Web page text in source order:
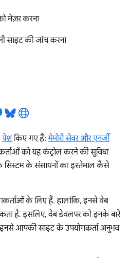
मेज़र करना
साइट की जांच करना
पेशकिए गए हैं:मेमोरी सेवर और एनर्जी
को यह कंट्रोल करने की सुविधा
सिस्टम के संसाधनों का इस्तेमाल कैसे
के लिए हैं. हालांकि, इनसे वेब
है. इसलिए, वेब डेवलपर को इनके बारे
इनसे आपकी साइट के उपयोगकर्ता अनुभव